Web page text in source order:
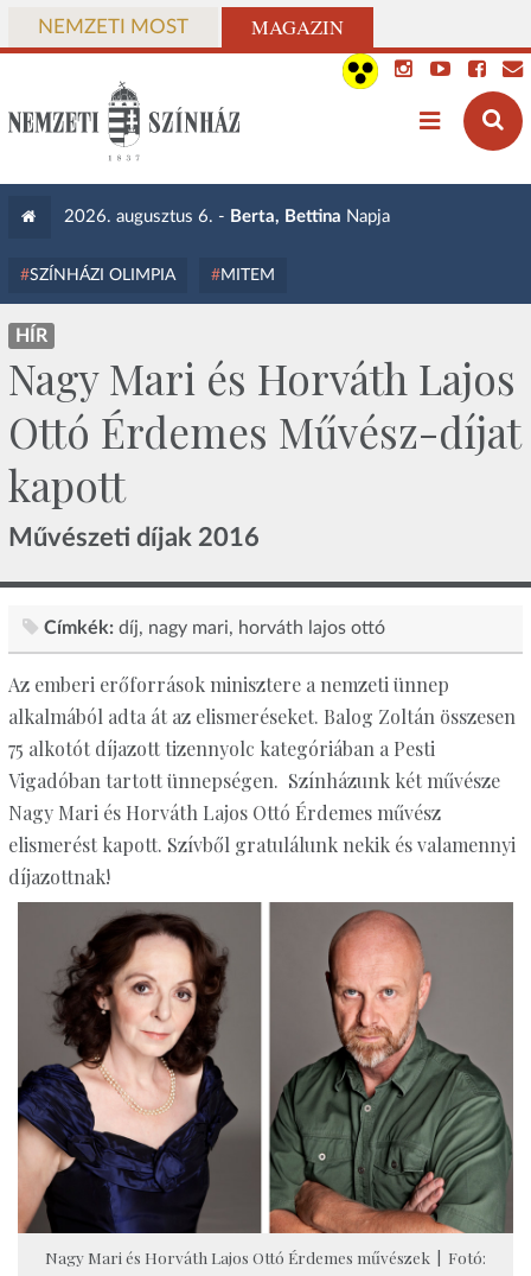
NEMZETI MOST MAGAZIN
2026. augusztus 6. - Berta, Bettina Napja
SZÍNHÁZI OLIMPIA MITEM
HÍR
Nagy Mari és Horváth Lajos
Ottó Érdemes Művész-díjat
kapott
Művészeti díjak 2016
Címkék: díj nagy mari horváth lajos ottó
Az emberi erőforrások minisztere a nemzeti ünnep
alkalmából adta át az elismeréseket. Balog Zoltán összesen
75 alkotót díjazott tizennyolc kategóriában a Pesti
Vigadóban tartott ünnepségen. Színházunk két művésze
Nagy Mari és Horváth Lajos Ottó Érdemes művész
elismerést kapott. Szívből gratulálunk nekik és valamennyi
díjazottnak!
Nagy Mari és Horváth Lajos Ottó Érdemes művészek | Fotó: